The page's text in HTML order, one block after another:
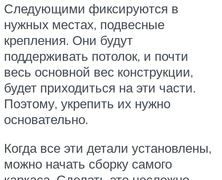
Следующими фиксируются в
нужных местах, подвесные
крепления. Они будут
поддерживать потолок, и почти
весь основной вес конструкции,
будет приходиться на эти части.
Поэтому, укрепить их нужно
основательно.
Когда все эти детали установлены,
можно начать сборку самого